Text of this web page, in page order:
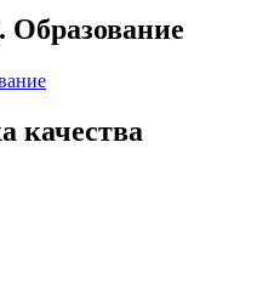
Образование
качества